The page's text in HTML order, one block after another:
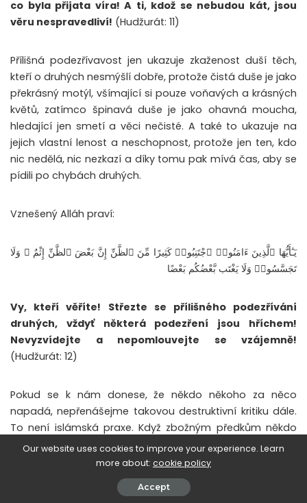
co byla přijata víra! A ti, kdož se nebudou kát, jsou
věru nespravedliví! (Hudžurát: 11)
Přílišná podezřívavost jen ukazuje zkaženost duší těch,
kteří o druhých nesmýšlí dobře, protože čistá duše je jako
překrásný motýl, všímající si pouze voňavých a krásných
květů, zatímco špinavá duše je jako ohavná moucha,
hledající jen smetí a věci nečisté. A také to ukazuje na
jejich vlastní lenost a neschopnost, protože jen ten, kdo
nic nedělá, nic nezkazí a díky tomu pak mívá čas, aby se
pídili po chybách druhých.
Vznešený Alláh praví:
يَـٰٓأَيُّهَا ٱلَّذِينَ ءَامَنُوا۟ ٱجْتَنِبُوا۟ كَثِيرًا مِّنَ ٱلظَّنِّ إِنَّ بَعْضَ ٱلظَّنِّ إِثْمٌ ۖ وَلَا
تَجَسَّسُوا۟ وَلَا يَغْتَب بَّعْضُكُم بَعْضًا
Vy, kteří věříte! Střezte se přílišného podezřívání
druhých, vždyť některá podezření jsou hříchem!
Nevyzvídejte a nepomlouvejte se vzájemně!
(Hudžurát: 12)
Pokud se k nám donese, že někdo někoho za něco
napadá, nepřenášejme takovou destruktivní kritiku dále.
To není islámská praxe. Když zbožným předkům někdo
řekl, že o nich někdo další zle hovoří, tázali se: „To neměl
šejtán po ruce nikoho jiného, nežli tebe?“ Každému
živému cítícímu člověku nedělá dobře, když slyší, že o
něm někdo špatně smýšlí. Někdy pomluva k
Our website uses cookies to improve your experience. Learn
more about: cookie policy
Accept